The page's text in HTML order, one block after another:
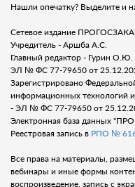
Нашли опечатку? Выделите и
Сетевое издание
Учредитель - Аршба А.С.
Главный редактор - Гурин О.Ю.
ЭЛ № ФС 77-79650 от
Зарегистрировано
информационных технологий
- ЭЛ № ФС 77-79650 от
Электронная база данных
Реестровая запись в РПО №
Все права на материалы,
вебинары и иные формы
воспроизведение, запись с